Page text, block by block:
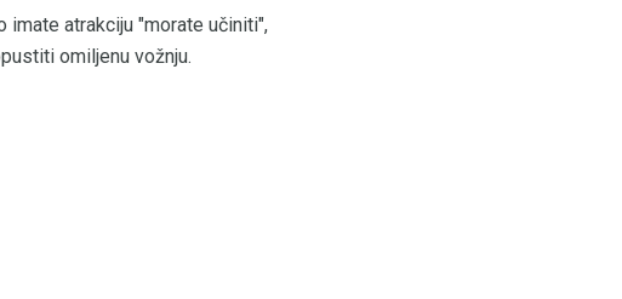
atrakciju "morate učiniti",
omiljenu vožnju.